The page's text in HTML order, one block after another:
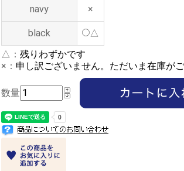
navy ×
black
△
△： 残りわずかです
×： 申し訳ございません。ただいま在庫がご
数量